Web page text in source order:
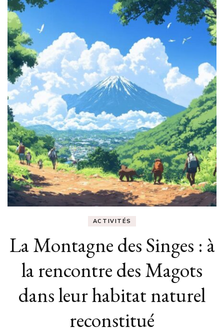
ACTIVITÉS
La Montagne des Singes : à
la rencontre des Magots
dans leur habitat naturel
reconstitué